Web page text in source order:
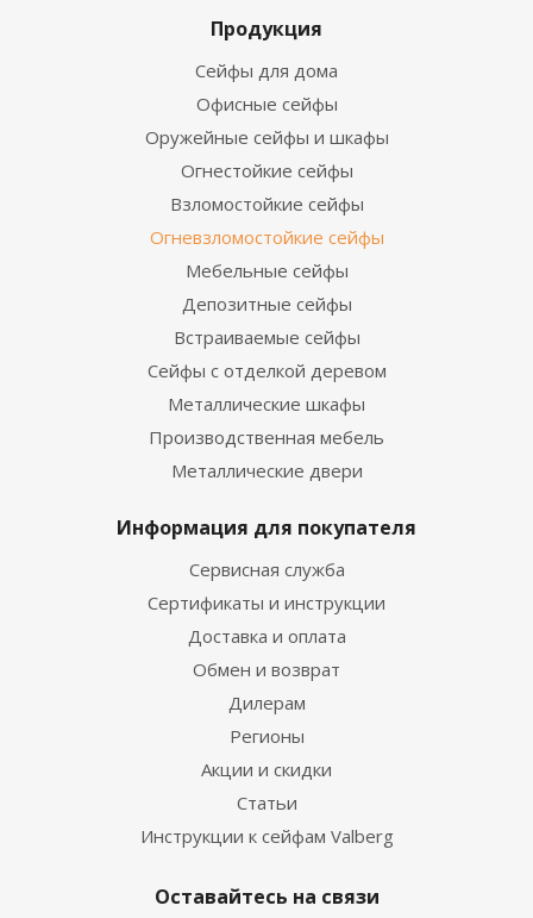
Продукция
Сейфы для дома
Офисные сейфы
Оружейные сейфы и шкафы
Огнестойкие сейфы
Взломостойкие сейфы
Огневзломостойкие сейфы
Мебельные сейфы
Депозитные сейфы
Встраиваемые сейфы
Сейфы с отделкой деревом
Металлические шкафы
Производственная мебель
Металлические двери
Информация для покупателя
Сервисная служба
Сертификаты и инструкции
Доставка и оплата
Обмен и возврат
Дилерам
Регионы
Акции и скидки
Статьи
Инструкции к сейфам Valberg
Оставайтесь на связи